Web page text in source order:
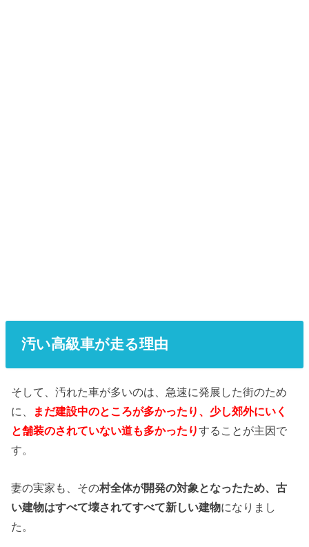
汚い高級車が走る理由
そして、汚れた車が多いのは、急速に発展した街のため
に、
まだ建設中のところが多かったり、少し郊外にいく
と舗装のされていない道も多かったりすることが主因で
す。
妻の実家も、その村全体が開発の対象となったため、古
い建物はすべて壊されてすべて新しい建物になりまし
た。